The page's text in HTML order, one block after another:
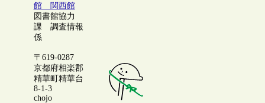
館 関西館
図書館協力
課 調査情報
係
〒619-0287
京都府相楽郡
精華町精華台
8-1-3
chojo